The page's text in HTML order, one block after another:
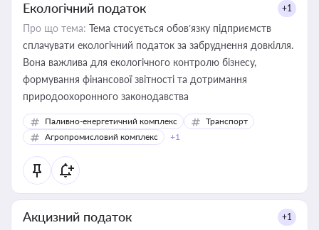
Екологічний податок +1
Про що тема: Тема стосується обов’язку підприємств
сплачувати екологічний податок за забруднення довкілля.
Вона важлива для екологічного контролю бізнесу,
формування фінансової звітності та дотримання
природоохоронного законодавства
Паливно-енергетичний комплекс
Транспорт
Агропромисловий комплекс
+1
Акцизний податок +1